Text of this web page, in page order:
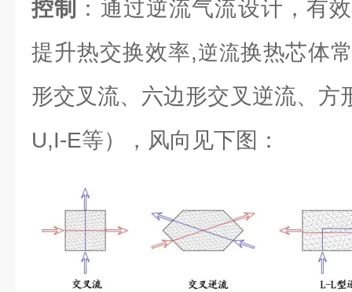
控制
：通过逆流气流设计，有
提升热交换效率,逆流换热芯体
形交叉流、六边形交叉逆流、方
U,I-E等），风向见下图：